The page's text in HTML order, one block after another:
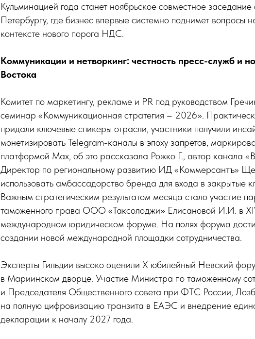
Кульминацией года станет ноябрьское совместное
Петербургу, где бизнес впервые системно поднимет вопросы
контексте нового порога НДС.
Коммуникации и нетворкинг: честность пресс-служб и
Востока
Комитет по маркетингу, рекламе и PR под руководством
семинар «Коммуникационная стратегия – 2026».
придали ключевые спикеры отрасли, участники получили
монетизировать Telegram-каналы в эпоху запретов,
платформой Max, об это рассказала Рожко Г., автор канала
Директор по региональному развитию ИД «Коммерсантъ»
использовать амбассадорство бренда для входа в закрытые
Важным стратегическим результатом месяца стало участие
таможенного права ООО «Таксолоджи» Елисановой И.И. в
международном юридическом форуме. На полях форума
создании новой международной площадки сотрудничества.
Эксперты Гильдии высоко оценили X юбилейный Невский
в Мариинском дворце. Участие Министра по таможенному
и Председателя Общественного совета при ФТС России,
на полную цифровизацию транзита в ЕАЭС и внедрение
декларации к началу 2027 года.